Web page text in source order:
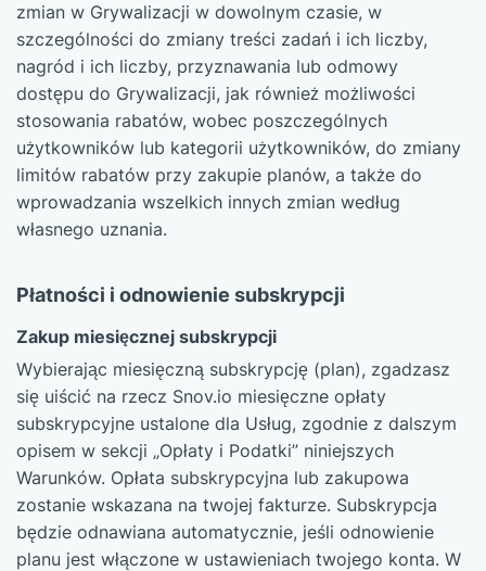
zmian w Grywalizacji w dowolnym czasie, w
szczególności do zmiany treści zadań i ich liczby,
nagród i ich liczby, przyznawania lub odmowy
dostępu do Grywalizacji, jak również możliwości
stosowania rabatów, wobec poszczególnych
użytkowników lub kategorii użytkowników, do zmiany
limitów rabatów przy zakupie planów, a także do
wprowadzania wszelkich innych zmian według
własnego uznania.
Płatności i odnowienie subskrypcji
Zakup miesięcznej subskrypcji
Wybierając miesięczną subskrypcję (plan), zgadzasz
się uiścić na rzecz Snov.io miesięczne opłaty
subskrypcyjne ustalone dla Usług, zgodnie z dalszym
opisem w sekcji „Opłaty i Podatki” niniejszych
Warunków. Opłata subskrypcyjna lub zakupowa
zostanie wskazana na twojej fakturze. Subskrypcja
będzie odnawiana automatycznie, jeśli odnowienie
planu jest włączone w ustawieniach twojego konta. W